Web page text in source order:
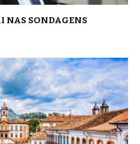
NAS SONDAGENS